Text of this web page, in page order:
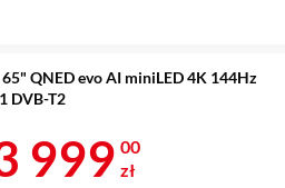
QNED evo AI miniLED 4K 144Hz
DVB-T2
3 999 zł
999 00
zł